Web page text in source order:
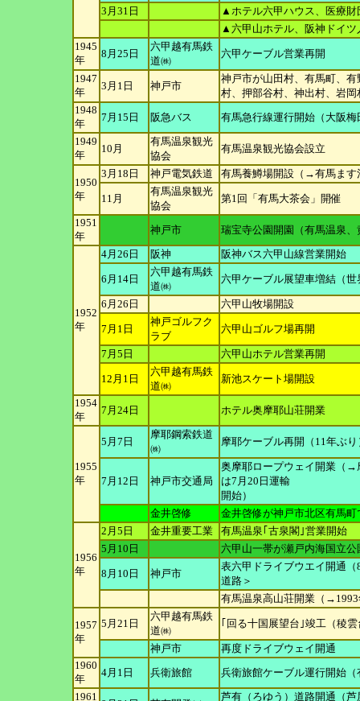
3月31日
▲ホテル六甲ハウス、医療財
▲六甲山ホテル、阪神ドイ
1945
年
8月25日
六甲越有馬鉄
道㈱
六甲ケーブル営業再開
1947
年
3月1日 神戸市
神戸市が山田村、有馬町、
村、押部谷村、 神出村、岩岡
1948
年
7月15日 阪急バス
有馬急行線運行開始（大阪
1949
年
10月
有馬温泉観光
協会
有馬温泉観光協会設立
1950
年
3月18日 神戸電気鉄道 有馬養鱒場開設（→有馬ます
11月
有馬温泉観光
協会
第1回「有馬大茶会」開催
1951
年
神戸市 瑞宝寺公園開園（有馬温泉
1952
年
4月26日 阪神 阪神バス六甲山線営業開始
6月14日
六甲越有馬鉄
道㈱
六甲ケーブル展望車増結（
6月26日 六甲山牧場開設
7月1日
神戸ゴルフク
ラブ
六甲山ゴルフ場再開
7月5日 六甲山ホテル営業再開
12月1日
六甲越有馬鉄
道㈱
新池スケート場開設
1954
年
7月24日 ホテル奥摩耶山荘開業
1955
年
5月7日
摩耶鋼索鉄道
㈱
摩耶ケーブル再開（11年ぶり
7月12日 神戸市交通局
奥摩耶ロープウェイ開業（→
は7月20日運輸
開始）
金井啓修
金井啓修が神戸市北区有馬
1956
年
2月5日 金井重要工業
有馬温泉｢古泉閣｣営業開始
5月10日
六甲山一帯が瀬戸内海国立
8月10日 神戸市
表六甲ドライブウエイ開通
道路＞
有馬温泉高山荘開業（
1957
年
5月21日
六甲越有馬鉄
道㈱
｢回る十国展望台｣竣工（稜
神戸市
再度ドライブウェイ開通
1960
年
4月1日 兵衛旅館
兵衛旅館ケーブル運行開始（
1961
芦有（ろゆう）道路開通（